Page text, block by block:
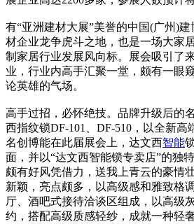
有“亚洲建材大展”美誉的中国(广州)
材企业龙争虎斗之地，也是一场大家
制家居行业发展风向标。展会吸引了
业，行业内高手汇聚一堂，颇有一眼
论英雄的气场。
高手过招，必怀绝技。品牌升级后的
西指纹锁DF-101、DF-510，以全新高
名创博能在此届展会上，达文西智能
面，并以“达文西智能锁专卖店”的独
颇有好风凭借力，送我上青云的豪情
新颖，亮点颇多，以高级感和雅致格
厅、酒吧式接待洽谈区组成，以高级
约，搭配高级质感轻纱，成就一种轻